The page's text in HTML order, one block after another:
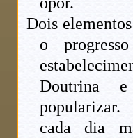
Dois
o
Doutrina
cada dia